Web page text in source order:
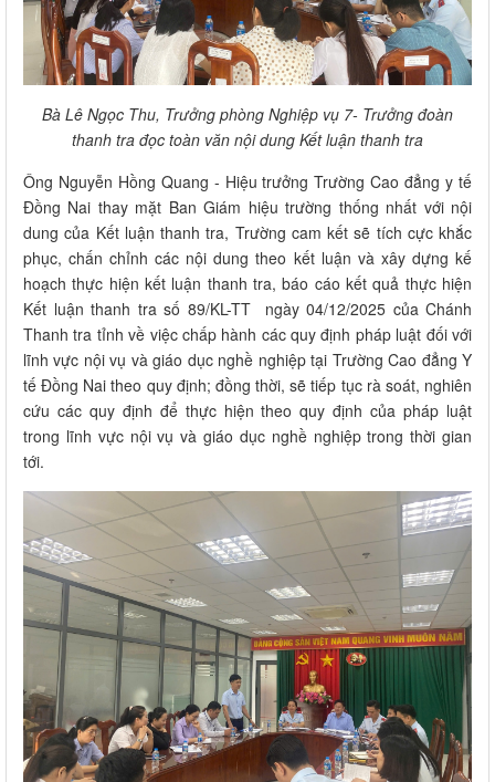
Bà Lê Ngọc Thu, Trưởng phòng Nghiệp vụ 7- Trưởng đoàn
thanh tra đọc toàn văn nội dung Kết luận thanh tra
Ông Nguyễn Hồng Quang - Hiệu trưởng Trường Cao đẳng y tế
Đồng Nai thay mặt Ban Giám hiệu trường thống nhất với nội
dung của Kết luận thanh tra, Trường cam kết sẽ tích cực khắc
phục, chấn chỉnh các nội dung theo kết luận và xây dựng kế
hoạch thực hiện kết luận thanh tra, báo cáo kết quả thực hiện
Kết luận thanh tra số 89/KL-TT ngày 04/12/2025 của Chánh
Thanh tra tỉnh về việc chấp hành các quy định pháp luật đối với
lĩnh vực nội vụ và giáo dục nghề nghiệp tại Trường Cao đẳng Y
tế Đồng Nai theo quy định; đồng thời, sẽ tiếp tục rà soát, nghiên
cứu các quy định để thực hiện theo quy định của pháp luật
trong lĩnh vực nội vụ và giáo dục nghề nghiệp trong thời gian
tới.